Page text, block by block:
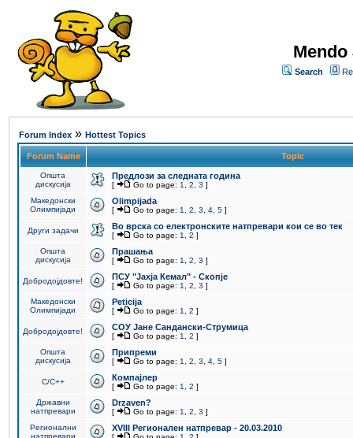
Search
Forum Index » Hottest Topics
Forum Name Topic
Општа
дискусија
Предлози за следната година
[ Go to page: 1 2 3 ]
Македонски
Олимпијади
Olimpijada
[ Go to page: 1 2 3 4 5 ]
Други задачи Во врска со електронските натпревари кои се во тек
[ Go to page: 1 2 ]
Општа
дискусија
Прашања
[ Go to page: 1 2 3 ]
Добродојдовте! ПCУ "Јахја Кемал" - Скопје
[ Go to page: 1 2 3 ]
Македонски
Олимпијади
Peticija
[ Go to page: 1 2 ]
Добродојдовте! СОУ Јане Сандански-Струмица
[ Go to page: 1 2 ]
Општа
дискусија
Припреми
[ Go to page: 1 2 3 4 5 ]
C/C++ Компајлер
[ Go to page: 1 2 ]
Државни
натпревари
Drzaven?
[ Go to page: 1 2 3 ]
Регионални
натпревари
XVIII Регионален натпревар - 20.03.2010